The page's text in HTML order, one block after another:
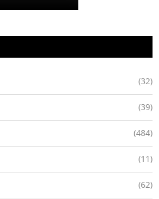
(32)
(39)
(484)
(11)
(62)